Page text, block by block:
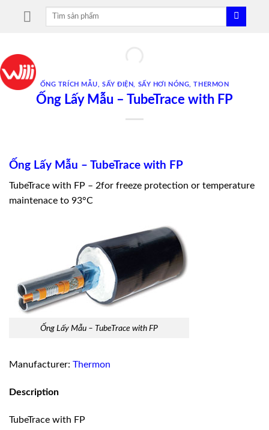
Tìm
ỐNG TRÍCH MẪU SẤY ĐIỆN SẤY HƠI NÓNG ,THERMON
Ống Lấy Mẫu – TubeTrace with FP
Ống Lấy Mẫu – TubeTrace with FP
TubeTrace with FP – 2for freeze protection or temperature
maintenace to 93°C
Ống Lấy Mẫu – TubeTrace with FP
Manufacturer: Thermon
Description
TubeTrace with FP